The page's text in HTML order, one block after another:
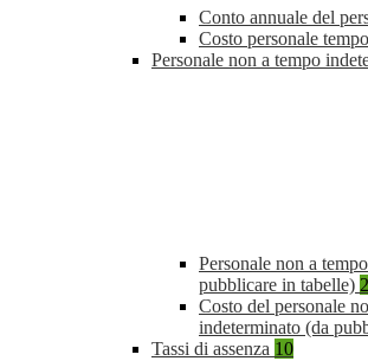
Conto annuale del
Costo personale
Personale non a tempo
Personale non a
pubblicare in tabelle) 2
Costo del personale
indeterminato (da
Tassi di assenza 10